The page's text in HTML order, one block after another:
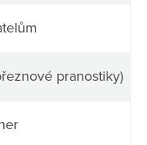
pranostiky)